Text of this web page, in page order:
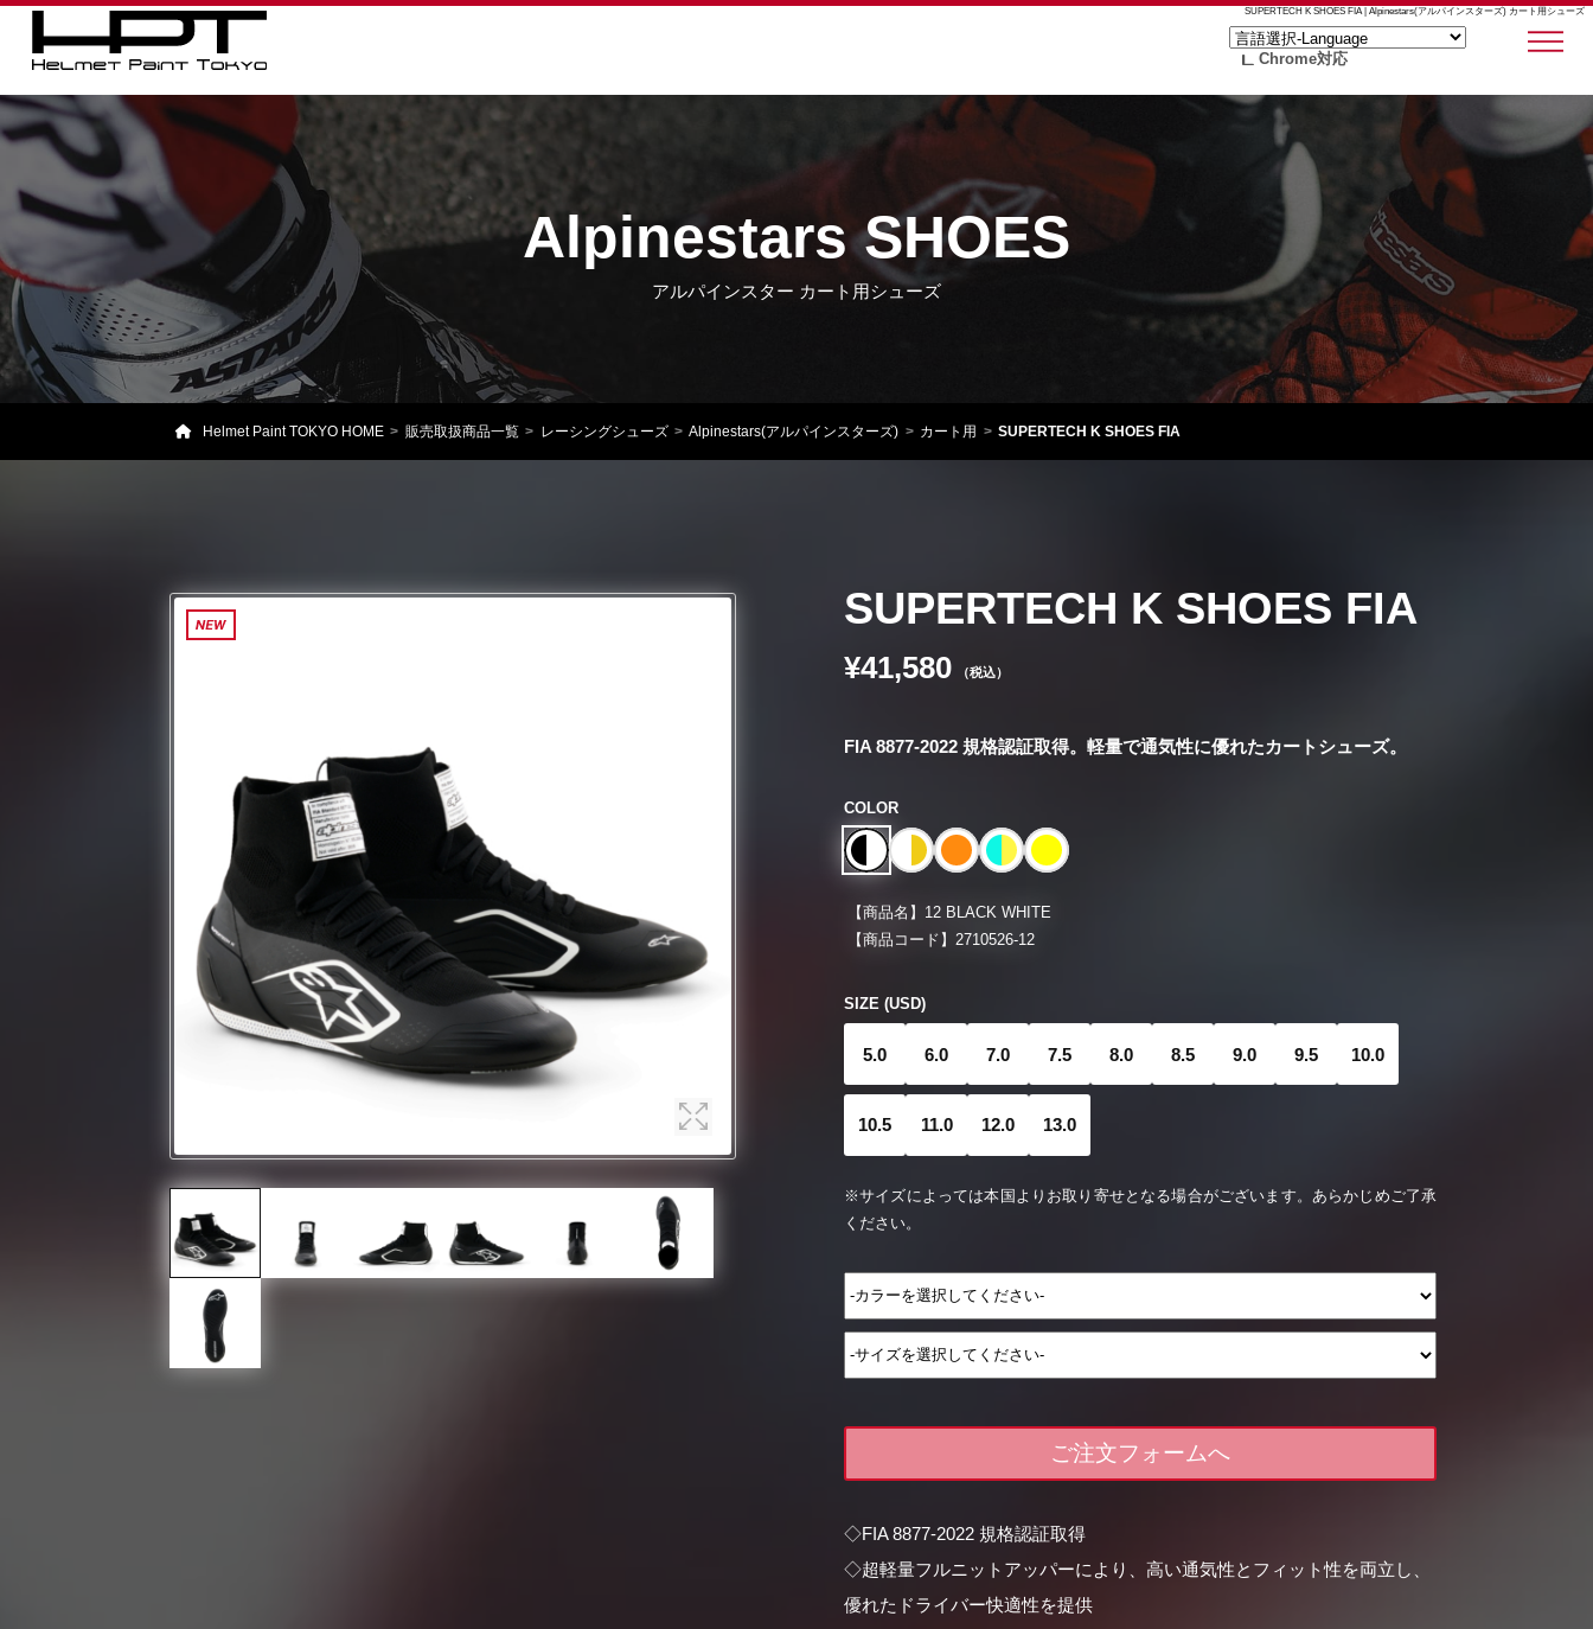
SUPERTECH K SHOES FIA | Alpinestars(アルパインスターズ) カート用シューズ
Chrome対応
Alpinestars SHOES
アルパインスター カート用シューズ
Helmet Paint TOKYO HOME 販売取扱商品一覧 レーシングシューズ Alpinestars(アルパインスターズ) カート用 SUPERTECH K SHOES FIA
SUPERTECH K SHOES FIA
¥41,580 （税込）
FIA 8877-2022 規格認証取得。軽量で通気性に優れたカートシューズ。
COLOR
【商品名】 12 BLACK WHITE
【商品コード】 2710526-12
SIZE (USD)
5.0 6.0 7.0 7.5 8.0 8.5 9.0 9.5 10.0
10.5 11.0 12.0 13.0
※サイズによっては本国よりお取り寄せとなる場合がございます。あらかじめご了承
ください。
ご注文フォームへ
◇FIA 8877-2022 規格認証取得
◇超軽量フルニットアッパーにより、高い通気性とフィット性を両立し、
優れたドライバー快適性を提供